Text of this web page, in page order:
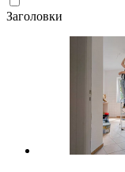
Заголовки